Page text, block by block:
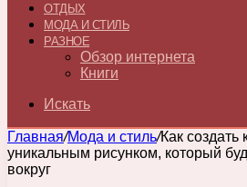
ОТДЫХ
МОДА И СТИЛЬ
РАЗНОЕ
Обзор интернета
Книги
Искать
Главная/Мода и стиль/Как
уникальным рисунком, который
вокруг